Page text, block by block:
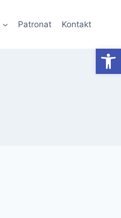
Patronat Kontakt